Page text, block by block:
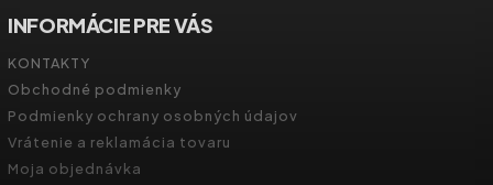
INFORMÁCIE PRE VÁS
KONTAKTY
Obchodné podmienky
Podmienky ochrany osobných údajov
Vrátenie a reklamácia tovaru
Moja objednávka